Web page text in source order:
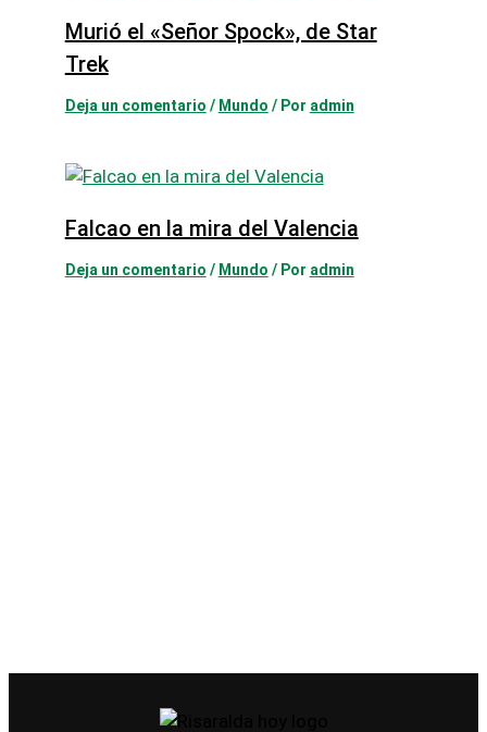
Murió el «Señor Spock», de Star
Trek
Deja un comentario / Mundo / Por admin
Falcao en la mira del Valencia
Deja un comentario / Mundo / Por admin